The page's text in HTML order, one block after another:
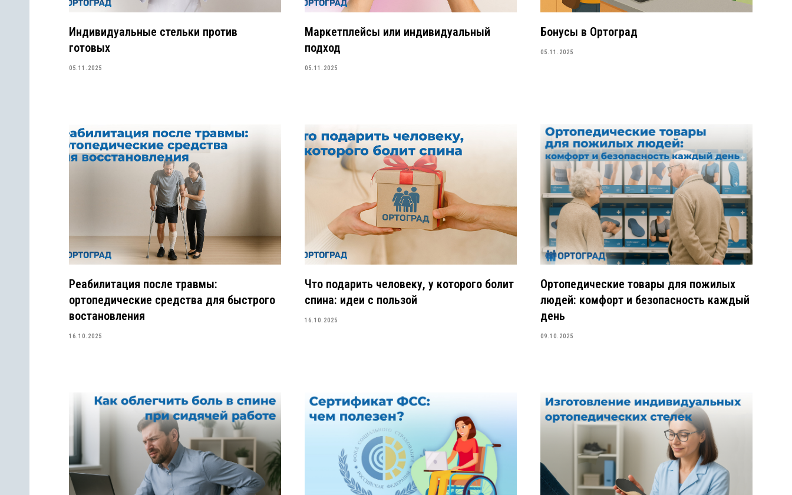
Индивидуальные стельки против
готовых
05.11.2025
Маркетплейсы или индивидуальный
подход
05.11.2025
Бонусы в Ортоград
05.11.2025
Реабилитация после травмы:
ортопедические средства для быстрого
востановления
16.10.2025
Что подарить человеку, у которого болит
спина: идеи с пользой
16.10.2025
Ортопедические товары для пожилых
людей: комфорт и безопасность каждый
день
09.10.2025